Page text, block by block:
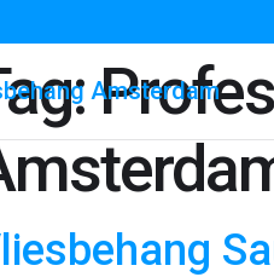
Amsterdam